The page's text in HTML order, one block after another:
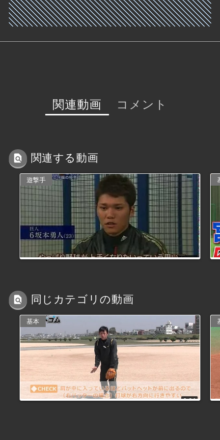
関連動画 コメント
関連する動画
遊撃手
同じカテゴリの動画
基本